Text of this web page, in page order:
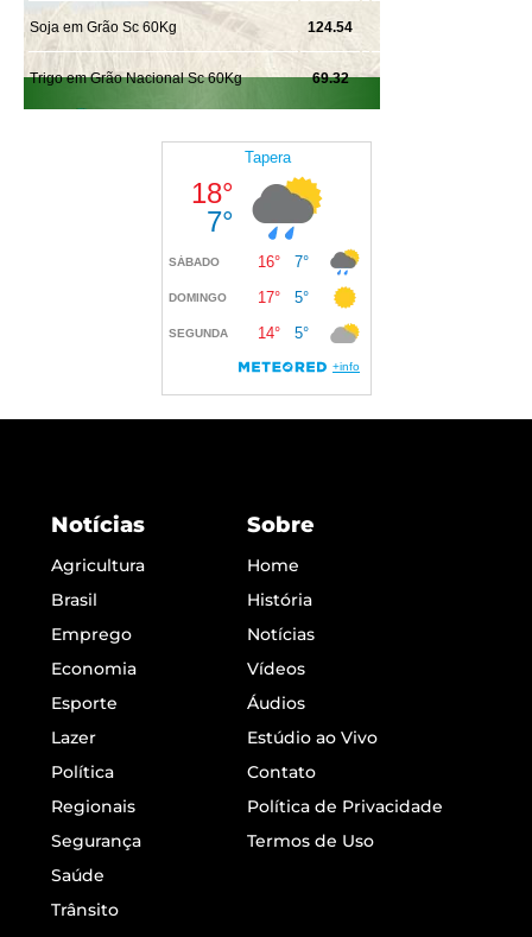
Notícias
Agricultura
Brasil
Emprego
Economia
Esporte
Lazer
Política
Regionais
Segurança
Saúde
Trânsito
Sobre
Home
História
Notícias
Vídeos
Áudios
Estúdio ao Vivo
Contato
Política de Privacidade
Termos de Uso